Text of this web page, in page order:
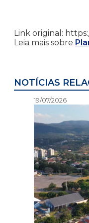
Link original:
Leia mais sobre
NOTÍCIAS
19/07/2026